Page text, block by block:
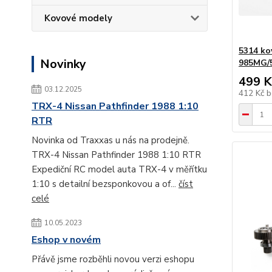
Kovové modely
Novinky
03.12.2025
TRX-4 Nissan Pathfinder 1988 1:10
RTR
Novinka od Traxxas u nás na prodejně.
TRX-4 Nissan Pathfinder 1988 1:10 RTR
Expediční RC model auta TRX-4 v měřítku
1:10 s detailní bezsponkovou a of... číst
celé
10.05.2023
Eshop v novém
Přávě jsme rozběhli novou verzi eshopu
5314
499
412 Kč